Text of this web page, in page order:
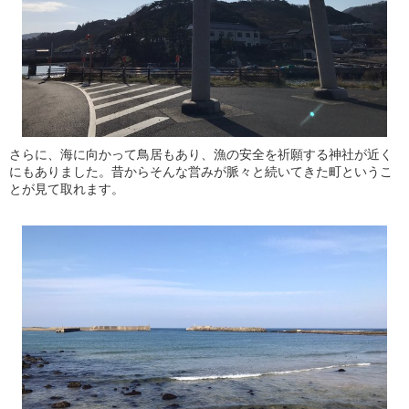
さらに、海に向かって鳥居もあり、漁の安全を祈願する神社が近く
にもありました。昔からそんな営みが脈々と続いてきた町というこ
とが見て取れます。